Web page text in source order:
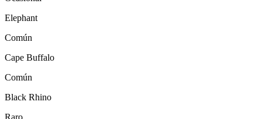
Elephant
Común
Cape Buffalo
Común
Black Rhino